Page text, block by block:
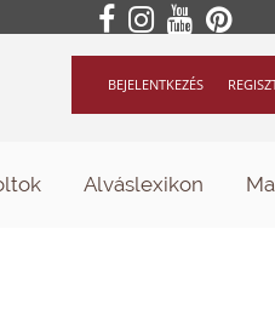
BEJELENTKEZÉS
Alváslexikon